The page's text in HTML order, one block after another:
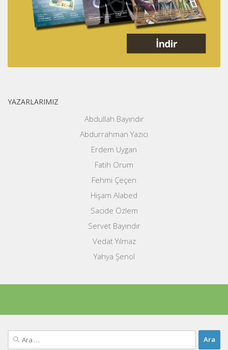
YAZARLARIMIZ
Abdullah Bayındır
Abdurrahman Yazıcı
Erdem Uygan
Fatih Orum
Fehmi Çeçen
Hişam Alabed
Sacide Özlem
Servet Bayındır
Vedat Yılmaz
Yahya Şenol
Arama: